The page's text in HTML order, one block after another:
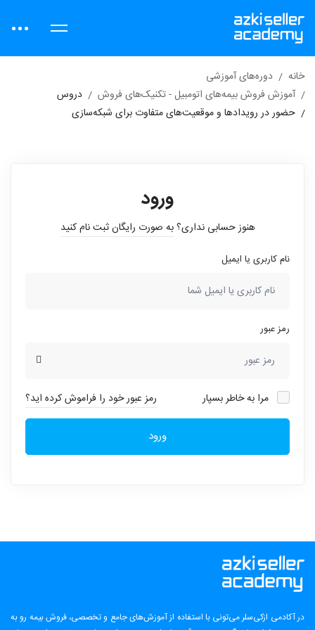
خانه
دوره‌های آموزشی
آموزش فروش بیمه‌های اتومبیل - تکنیک‌های فروش
دروس
حضور در رویدادها و موقعیت‌های متفاوت برای شبکه‌سازی
ورود
هنوز حسابی نداری؟به صورت رایگان ثبت نام کنید
نام کاربری یا ایمیل
رمز عبور
مرا به خاطر بسپار رمز عبور خود را فراموش کرده اید؟
ورود
در آکادمی ازکی‌سلر می‌تونی با استفاده از آموزش‌های جامع و تخصصی، فروش بیمه رو به